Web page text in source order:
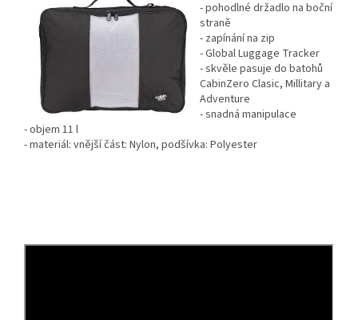
- pohodlné držadlo na boční
straně
- zapínání na zip
- Global Luggage Tracker
- skvěle pasuje do batohů
CabinZero Clasic, Millitary a
Adventure
- snadná manipulace
- objem 11 l
- materiál: vnější část: Nylon, podšívka: Polyester